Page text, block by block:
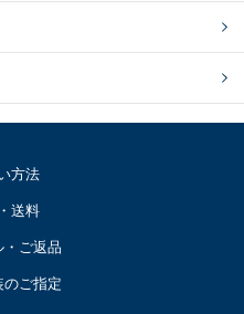
方法
送料
・ご返品
のご指定